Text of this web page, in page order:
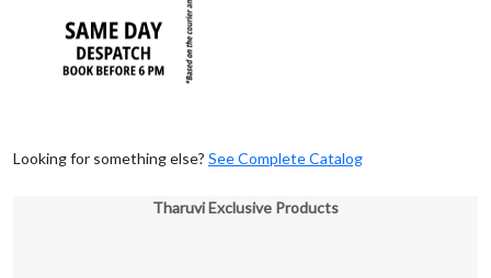
Looking for something else? See Complete Catalog
Tharuvi Exclusive Products